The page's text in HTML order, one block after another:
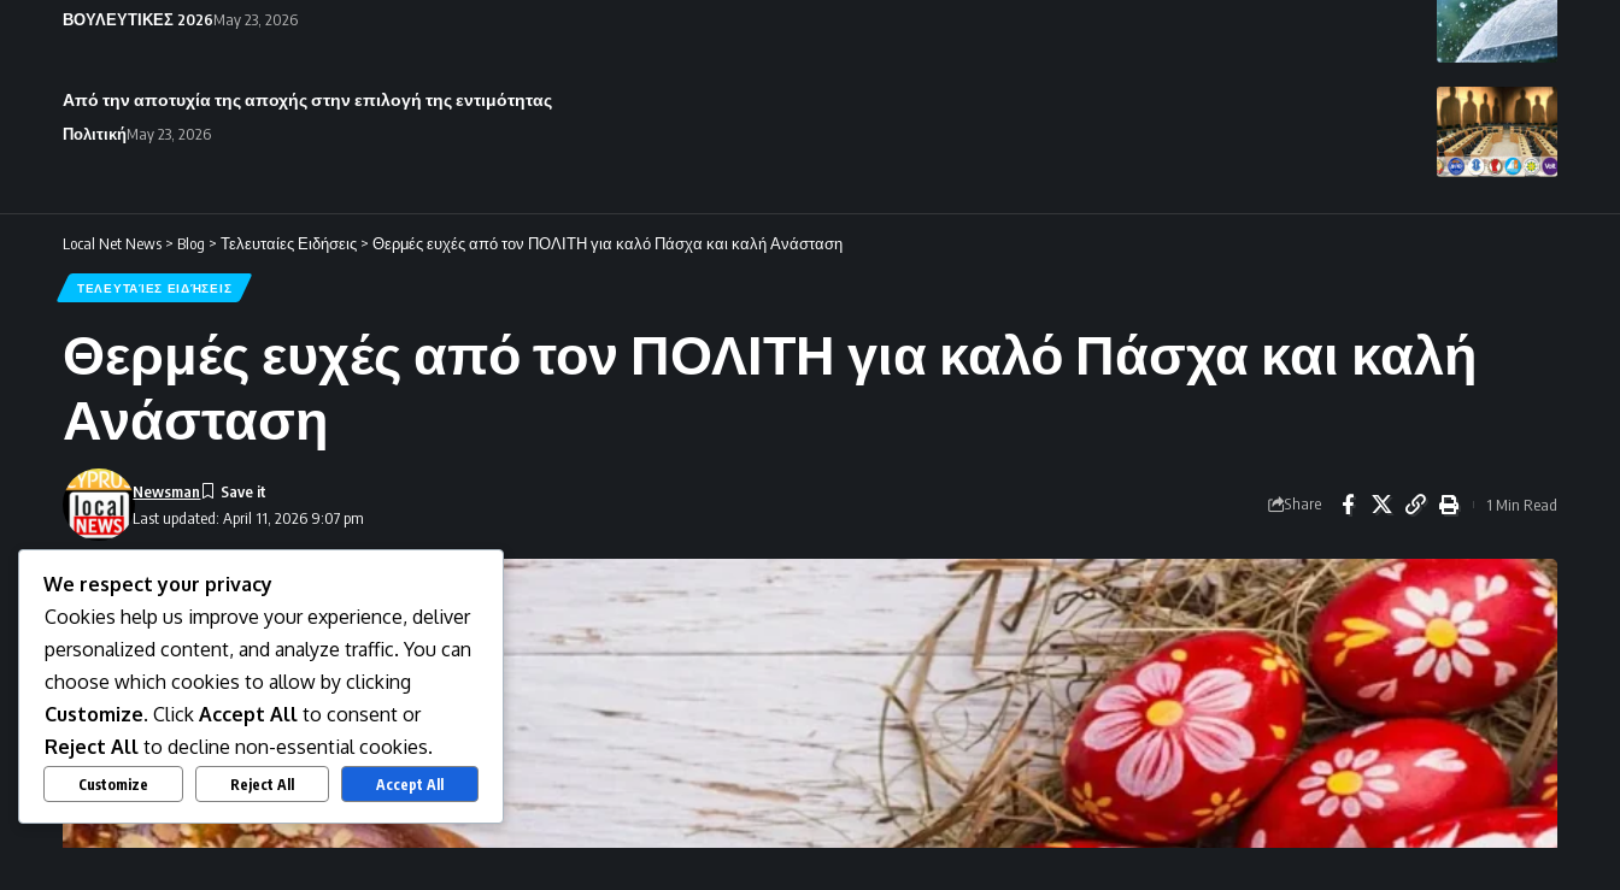
ΒΟΥΛΕΥΤΙΚΕΣ 2026May 23, 2026
Από την αποτυχία της αποχής στην επιλογή της εντιμότητας
ΠολιτικήMay 23, 2026
Local Net News > Blog > Τελευταίες Ειδήσεις > Θερμές ευχές από τον ΠΟΛΙΤΗ για καλό Πάσχα και καλή Ανάσταση
ΤΕΛΕΥΤΑΊΕΣ ΕΙΔΉΣΕΙΣ
Θερμές ευχές από τον ΠΟΛΙΤΗ για καλό Πάσχα και καλή
Ανάσταση
Last updated: April 11, 2026 9:07 pm
Newsman
Share 1 Min Read
We respect your privacy
Cookies help us improve your experience, deliver
personalized content, and analyze traffic. You can
choose which cookies to allow by clicking
Customize. Click Accept All to consent or
Reject All to decline non-essential cookies.
Customize Reject All Accept All